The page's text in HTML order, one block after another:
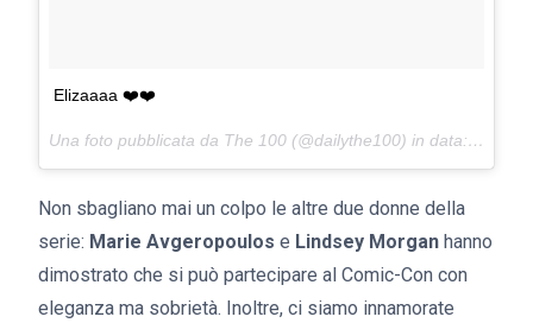
Elizaaaa ❤️❤️
Una foto pubblicata da The 100 (@dailythe100) in data:22 Lug
Non sbagliano mai un colpo le altre due donne della
serie: Marie Avgeropoulos e Lindsey Morgan hanno
dimostrato che si può partecipare al Comic-Con con
eleganza ma sobrietà. Inoltre, ci siamo innamorate